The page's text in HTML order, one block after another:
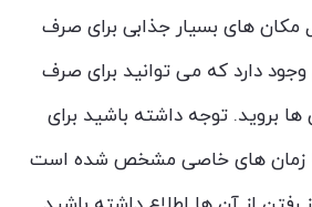
مکان های بسیار جذابی برای صرف
وجود دارد که می توانید برای صرف
بروید. توجه داشته باشید برای
زمان های خاصی مشخص شده است